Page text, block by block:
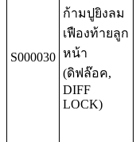
S000030
ก้ามปูยิงลม
เฟืองท้ายลูก
หน้า
(ดิฟล๊อค,
DIFF
LOCK)